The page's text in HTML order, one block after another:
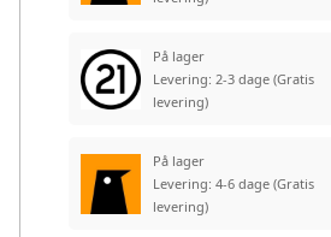
På lager
Levering: 2-3 dage (Gratis
levering)
På lager
Levering: 4-6 dage (Gratis
levering)